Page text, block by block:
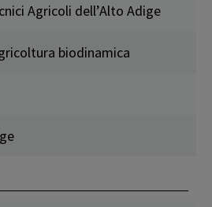
Agricoli dell’Alto Adige
biodinamica